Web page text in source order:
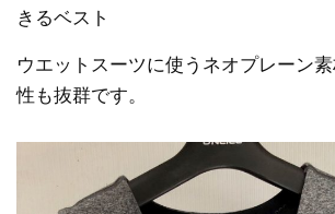
きるベスト
ウエットスーツに使うネオプレーン
性も抜群です。